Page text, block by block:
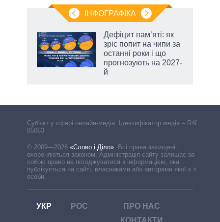
ІНФОГРАФІКА
Дефіцит пам’яті: як
зріс попит на чипи за
останні роки і що
прогнозують на 2027-
й
Cуб'єкт у сфері онлайн-медіа. Ідентифікатор медіа – R40-
05063
© 2009—2026 «Слово і Діло». Всі права захищені і
охороняються законом. Адміністрація сайту залишає за
собою право не погоджуватися з інформацією, яка
публікується на сайті, власниками або авторами якої є треті
особи.
УКР РОС
ПРО НАС
КОНТАКТИ